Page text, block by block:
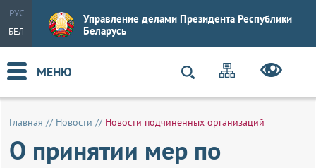
РУС
БЕЛ
Управление делами Президента Республики
Беларусь
МЕНЮ
Главная // Новости // Новости подчиненных организаций
О принятии мер по